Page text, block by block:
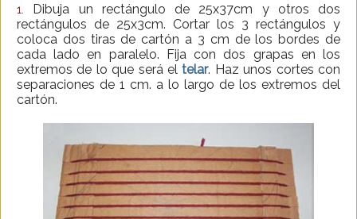
1. Dibuja un rectángulo de 25x37cm y otros dos
rectángulos de 25x3cm. Cortar los 3 rectángulos y
coloca dos tiras de cartón a 3 cm de los bordes de
cada lado en paralelo. Fija con dos grapas en los
extremos de lo que será eltelar. Haz unos cortes con
separaciones de 1 cm. a lo largo de los extremos del
cartón.